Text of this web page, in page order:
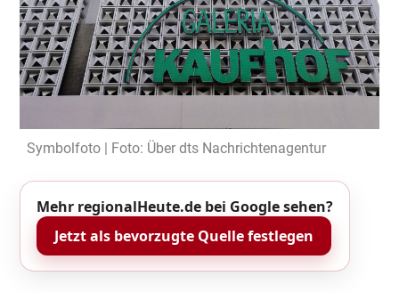
Symbolfoto | Foto: Über dts Nachrichtenagentur
Mehr regionalHeute.de bei Google sehen?
Jetzt als bevorzugte Quelle festlegen